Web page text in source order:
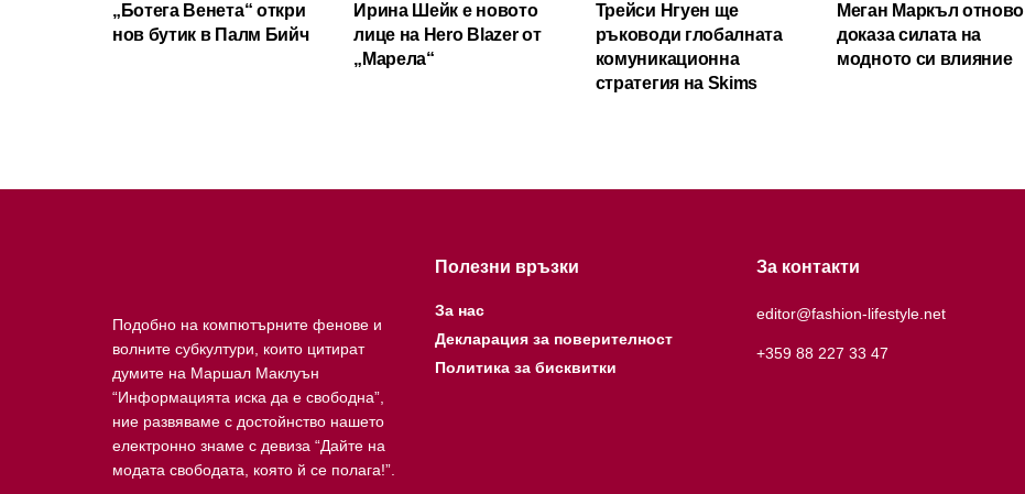
„Ботега Венета“ откри
нов бутик в Палм Бийч
Ирина Шейк е новото
лице на Hero Blazer от
„Марела“
Трейси Нгуен ще
ръководи глобалната
комуникационна
стратегия на Skims
Меган Маркъл отново
доказа силата на
модното си влияние
Подобно на компютърните фенове и
волните субкултури, които цитират
думите на Маршал Маклуън
“Информацията иска да е свободна”,
ние развяваме с достойнство нашето
електронно знаме с девиза “Дайте на
модата свободата, която й се полага!”.
Полезни връзки
За нас
Декларация за поверителност
Политика за бисквитки
За контакти
editor@fashion-lifestyle.net
+359 88 227 33 47